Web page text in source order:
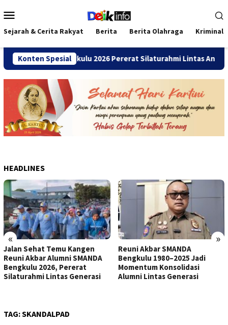
ke
kontenMobile
Sejarah & Cerita Rakyat Berita Berita Olahraga Kriminal
Konten Spesial
SMANDA Bengkulu 2026 Pererat Silaturahmi Lintas Angkatan
HEADLINES
« »
Jalan Sehat Temu Kangen
Reuni Akbar Alumni SMANDA
Bengkulu 2026, Pererat
Silaturahmi Lintas Generasi
Reuni Akbar SMANDA
Bengkulu 1980–2025 Jadi
Momentum Konsolidasi
Alumni Lintas Generasi
TAG:SKANDALPAD